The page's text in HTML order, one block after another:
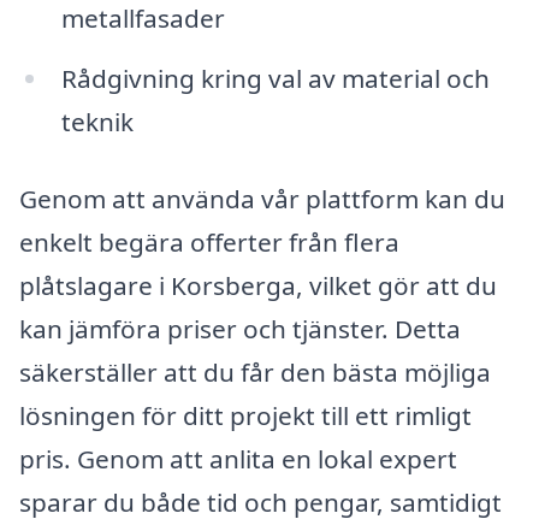
metallfasader
Rådgivning kring val av material och
teknik
Genom att använda vår plattform kan du
enkelt begära offerter från flera
plåtslagare i Korsberga, vilket gör att du
kan jämföra priser och tjänster. Detta
säkerställer att du får den bästa möjliga
lösningen för ditt projekt till ett rimligt
pris. Genom att anlita en lokal expert
sparar du både tid och pengar, samtidigt